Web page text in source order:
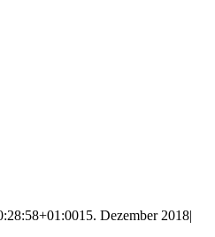
15. Dezember 2018|